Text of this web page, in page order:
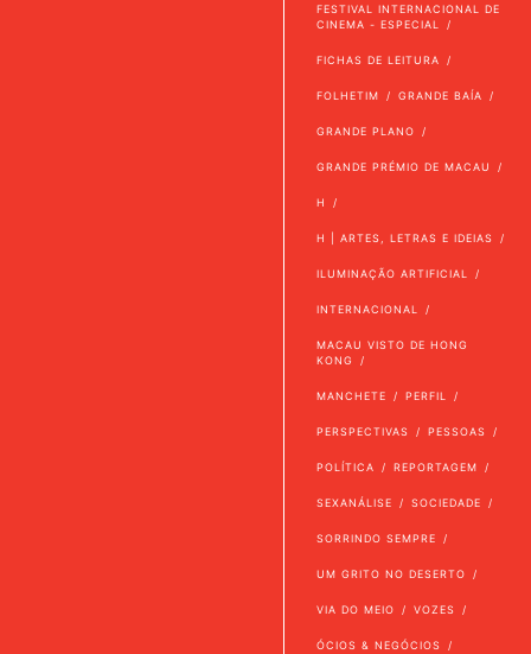
FESTIVAL INTERNACIONAL DE
CINEMA - ESPECIAL
FICHAS DE LEITURA
FOLHETIM GRANDE BAÍA
GRANDE PLANO
GRANDE PRÉMIO DE MACAU
H
H | ARTES, LETRAS E IDEIAS
ILUMINAÇÃO ARTIFICIAL
INTERNACIONAL
MACAU VISTO DE HONG
KONG
MANCHETE PERFIL
PERSPECTIVAS PESSOAS
POLÍTICA REPORTAGEM
SEXANÁLISE SOCIEDADE
SORRINDO SEMPRE
UM GRITO NO DESERTO
VIA DO MEIO VOZES
ÓCIOS & NEGÓCIOS